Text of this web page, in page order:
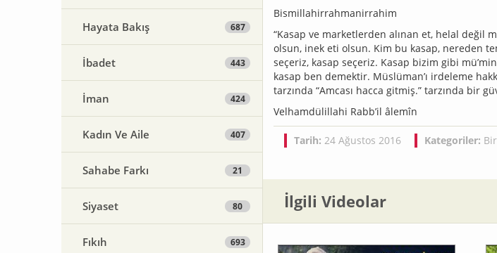
Hayata Bakış 687
İbadet 443
İman 424
Kadın Ve Aile 407
Sahabe Farkı 21
Siyaset 80
Fıkıh 693
Bismillahirrahmanirrahim
“Kasap ve marketlerden alınan et, helal değil
olsun, inek eti olsun. Kim bu kasap, nereden
seçeriz, kasap seçeriz. Kasap bizim gibi
kasap ben demektir. Müslüman’ı irdeleme
tarzında “Amcası hacca gitmiş.” tarzında bir
Velhamdülillahi Rabb’il âlemîn
Tarih: 24 Ağustos 2016 Kategoriler:
İlgili Videolar